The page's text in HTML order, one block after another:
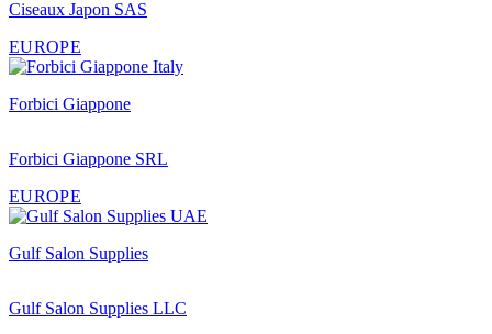
Ciseaux Japon SAS
EUROPE
Forbici Giappone
Forbici Giappone SRL
EUROPE
Gulf Salon Supplies
Gulf Salon Supplies LLC